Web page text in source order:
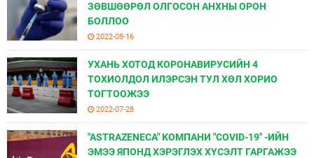
ЗӨВШӨӨРӨЛ ОЛГОСОН АНХНЫ ОРОН
БОЛЛОО
2022-08-16
УХАНЬ ХОТОД КОРОНАВИРУСИЙН 4
ТОХИОЛДОЛ ИЛЭРСЭН ТУЛ ХӨЛ ХОРИО
ТОГТООЖЭЭ
2022-07-28
"ASTRAZENECA" КОМПАНИ "COVID-19" -ИЙН
ЭМЭЭ ЯПОНД ХЭРЭГЛЭХ ХҮСЭЛТ ГАРГАЖЭЭ